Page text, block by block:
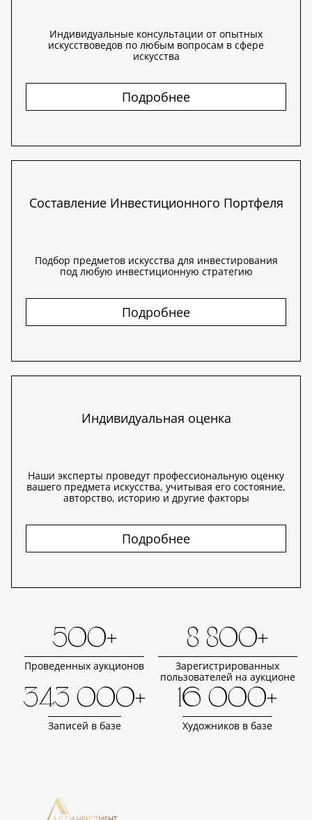
Индивидуальные консультации от опытных
искусствоведов по любым вопросам в сфере
искусства
Подробнее
Составление Инвестиционного Портфеля
Подбор предметов искусства для инвестирования
под любую инвестиционную стратегию
Подробнее
Индивидуальная оценка
Наши эксперты проведут профессиональную оценку
вашего предмета искусства, учитывая его состояние,
авторство, историю и другие факторы
Подробнее
500+
Проведенных аукционов
8 800+
Зарегистрированных
пользователей на аукционе
343 000+
Записей в базе
16 000+
Художников в базе